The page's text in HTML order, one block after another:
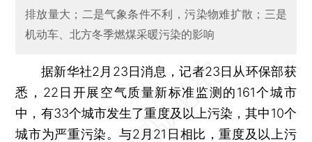
排放量大；二是气象条件不利，污染物难扩散；三是
机动车、北方冬季燃煤采暖污染的影响
据新华社2月23日消息，记者23日从环保部获
悉，22日开展空气质量新标准监测的161个城市
中，有33个城市发生了重度及以上污染，其中10个
城市为严重污染。与2月21日相比，重度及以上污